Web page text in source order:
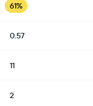
61%
0.57
11
2